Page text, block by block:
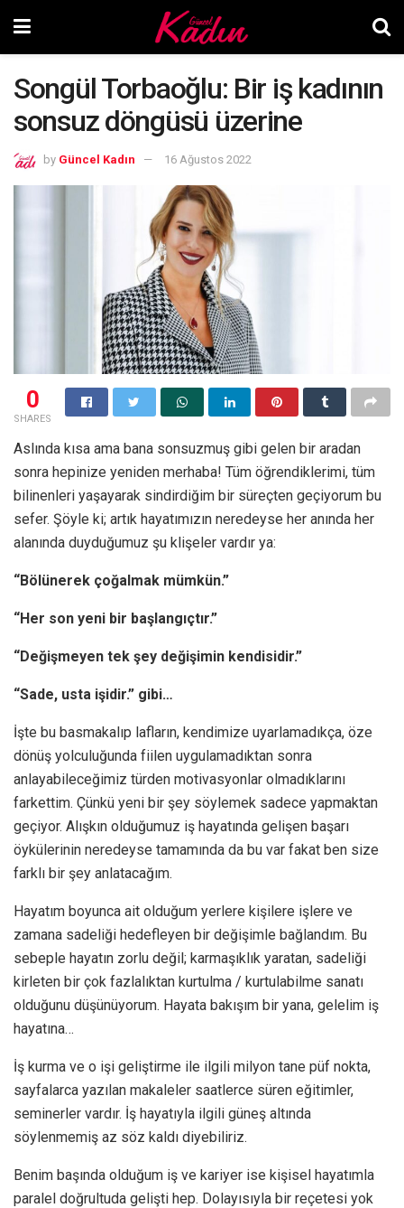
Songül Torbaoğlu: Bir iş kadının
sonsuz döngüsü üzerine
by Güncel Kadın 16 Ağustos 2022
0
SHARES
Aslında kısa ama bana sonsuzmuş gibi gelen bir aradan
sonra hepinize yeniden merhaba! Tüm öğrendiklerimi, tüm
bilinenleri yaşayarak sindirdiğim bir süreçten geçiyorum bu
sefer. Şöyle ki; artık hayatımızın neredeyse her anında her
alanında duyduğumuz şu klişeler vardır ya:
“Bölünerek çoğalmak mümkün.”
“Her son yeni bir başlangıçtır.”
“Değişmeyen tek şey değişimin kendisidir.”
“Sade, usta işidir.” gibi…
İşte bu basmakalıp lafların, kendimize uyarlamadıkça, öze
dönüş yolculuğunda fiilen uygulamadıktan sonra
anlayabileceğimiz türden motivasyonlar olmadıklarını
farkettim. Çünkü yeni bir şey söylemek sadece yapmaktan
geçiyor. Alışkın olduğumuz iş hayatında gelişen başarı
öykülerinin neredeyse tamamında da bu var fakat ben size
farklı bir şey anlatacağım.
Hayatım boyunca ait olduğum yerlere kişilere işlere ve
zamana sadeliği hedefleyen bir değişimle bağlandım. Bu
sebeple hayatın zorlu değil; karmaşıklık yaratan, sadeliği
kirleten bir çok fazlalıktan kurtulma / kurtulabilme sanatı
olduğunu düşünüyorum. Hayata bakışım bir yana, gelelim iş
hayatına…
İş kurma ve o işi geliştirme ile ilgili milyon tane püf nokta,
sayfalarca yazılan makaleler saatlerce süren eğitimler,
seminerler vardır. İş hayatıyla ilgili güneş altında
söylenmemiş az söz kaldı diyebiliriz.
Benim başında olduğum iş ve kariyer ise kişisel hayatımla
paralel doğrultuda gelişti hep. Dolayısıyla bir reçetesi yok